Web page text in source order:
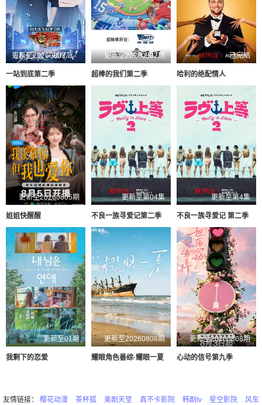
更新至20260807第1期
一站到底第二季
更新至20260807期
超棒的我们第二季
已完结
哈利的绝配情人
更新至20260805期
姐姐快醒醒
更新至第04集
不良一族寻爱记第二季
更新至第4集
不良一族寻爱记 第二季
更新至01期
我剩下的恋爱
更新至20260808期
耀眼角色番综·耀眼一夏
更新至20260808期
心动的信号第九季
友情链接： 樱花动漫 茶杯狐 美剧天堂 真不卡影院 韩剧tv 星空影院
风车